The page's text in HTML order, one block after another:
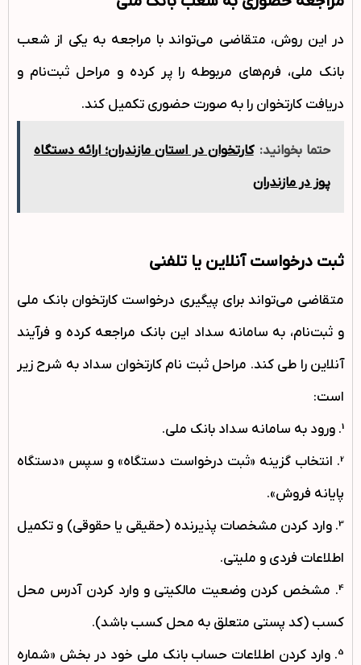
در این روش، متقاضی می‌تواند با مراجعه به یکی از شعب
بانک ملی، فرم‌های مربوطه را پر کرده و مراحل ثبت‌نام و
دریافت کارتخوان را به صورت حضوری تکمیل کند.
حتما بخوانید: کارتخوان در استان مازندران؛ ارائه دستگاه
پوز در مازندران
ثبت درخواست آنلاین یا تلفنی
متقاضی می‌تواند برای پیگیری درخواست کارتخوان بانک ملی
و ثبت‌نام، به سامانه سداد این بانک مراجعه کرده و فرآیند
آنلاین را طی کند. مراحل ثبت نام کارتخوان سداد به شرح زیر
است:
1. ورود به سامانه سداد بانک ملی.
2. انتخاب گزینه «ثبت درخواست دستگاه» و سپس «دستگاه
پایانه فروش».
3. وارد کردن مشخصات پذیرنده (حقیقی یا حقوقی) و تکمیل
اطلاعات فردی و ملیتی.
4. مشخص کردن وضعیت مالکیتی و وارد کردن آدرس محل
کسب (کد پستی متعلق به محل کسب باشد).
5. وارد کردن اطلاعات حساب بانک ملی خود در بخش «شماره